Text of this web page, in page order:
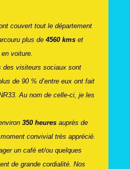
couvert tout le département
plus de 4560 kmset
voiture.
des visiteurs sociaux sont
de 90 % d’entre eux ont fait
Au nom de celle-ci, je les
350 heuresauprès de
convivial très apprécié.
un café et/ou quelques
de grande cordialité. Nos